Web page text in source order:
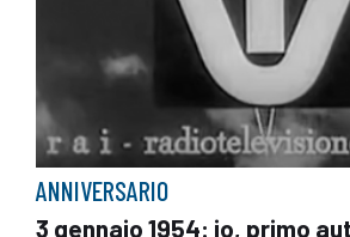
ANNIVERSARIO
3 gennaio 1954: io, primo